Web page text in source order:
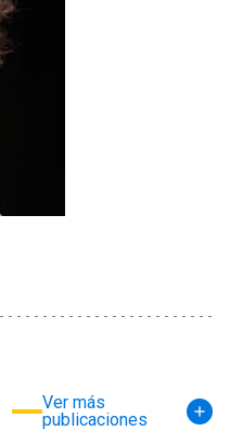
Ver más
publicaciones